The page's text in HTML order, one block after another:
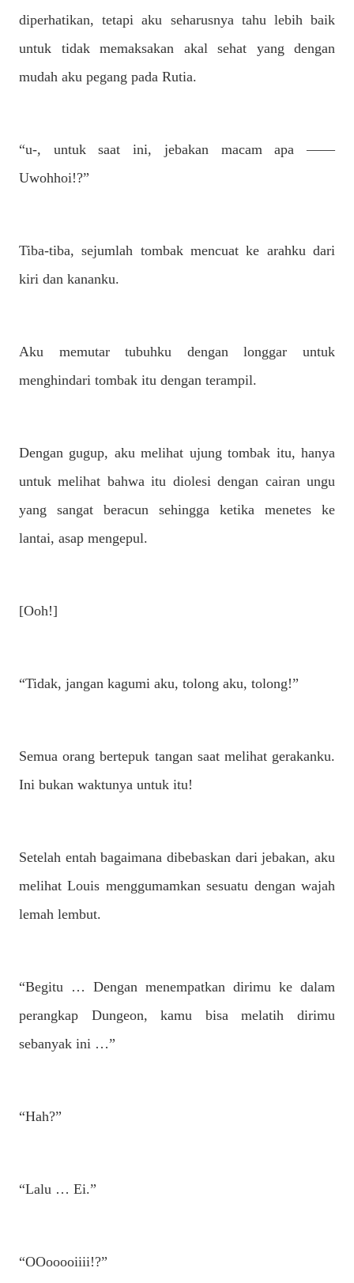
diperhatikan, tetapi aku seharusnya tahu lebih baik
untuk tidak memaksakan akal sehat yang dengan
mudah aku pegang pada Rutia.
“u-, untuk saat ini, jebakan macam apa ——
Uwohhoi!?”
Tiba-tiba, sejumlah tombak mencuat ke arahku dari
kiri dan kananku.
Aku memutar tubuhku dengan longgar untuk
menghindari tombak itu dengan terampil.
Dengan gugup, aku melihat ujung tombak itu, hanya
untuk melihat bahwa itu diolesi dengan cairan ungu
yang sangat beracun sehingga ketika menetes ke
lantai, asap mengepul.
[Ooh!]
“Tidak, jangan kagumi aku, tolong aku, tolong!”
Semua orang bertepuk tangan saat melihat gerakanku.
Ini bukan waktunya untuk itu!
Setelah entah bagaimana dibebaskan dari jebakan, aku
melihat Louis menggumamkan sesuatu dengan wajah
lemah lembut.
“Begitu … Dengan menempatkan dirimu ke dalam
perangkap Dungeon, kamu bisa melatih dirimu
sebanyak ini …”
“Hah?”
“Lalu … Ei.”
“OOooooiiii!?”